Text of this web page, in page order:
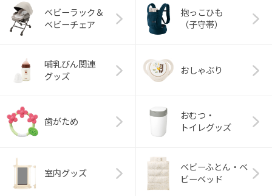
ベビーラック＆
ベビーチェア
抱っこひも
（子守帯）
哺乳びん関連
グッズ
おしゃぶり
歯がため
おむつ・
トイレグッズ
室内グッズ
ベビーふとん・ベ
ビーベッド